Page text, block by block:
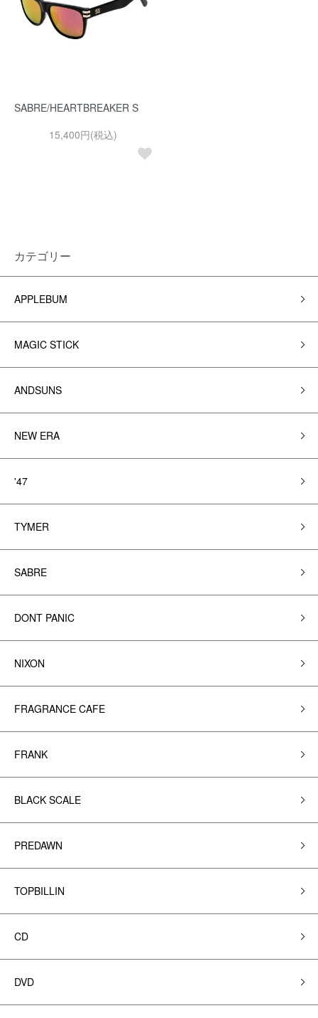
SABRE/HEARTBREAKER S
15,400円(税込)
カテゴリー
APPLEBUM
MAGIC STICK
ANDSUNS
NEW ERA
'47
TYMER
SABRE
DONT PANIC
NIXON
FRAGRANCE CAFE
FRANK
BLACK SCALE
PREDAWN
TOPBILLIN
CD
DVD